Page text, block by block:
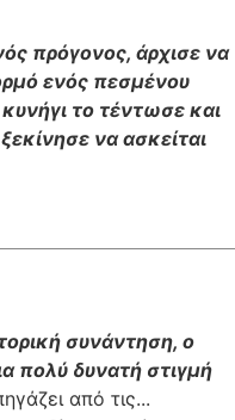
πρόγονος, άρχισε να
ενός πεσμένου
το τέντωσε και
να ασκείται
συνάντηση, ο
πολύ δυνατή στιγμή
από τις...